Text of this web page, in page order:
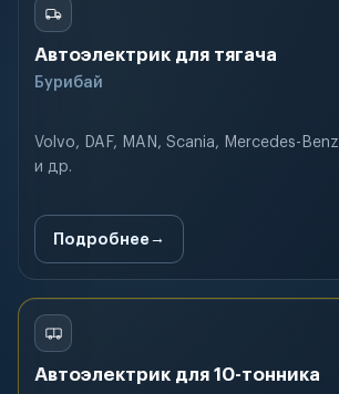
Автоэлектрик для тягача
Бурибай
Volvo, DAF, MAN, Scania, Mercedes-Benz
и др.
Подробнее
Автоэлектрик для 10-тонника